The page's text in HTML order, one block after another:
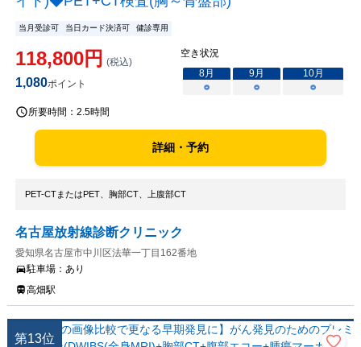
当月受診可 当日カード決済可 健診専用
118,800円 (税込)
1,080ポイント
空き状況
8月 9月 10月
○
○ ○
所要時間： 2.5時間
詳細・予約
PET-CTまたはPET、胸部CT、上腹部CT
名古屋放射線診断クリニック
愛知県名古屋市中川区法華一丁目162番地
駐車場： あり
高畑駅
第13位